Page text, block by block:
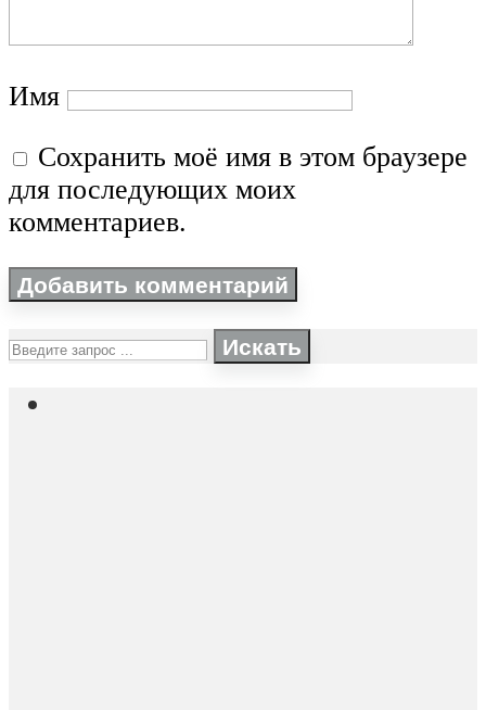
Имя
Сохранить моё имя в этом браузере
для последующих моих
комментариев.
Искать